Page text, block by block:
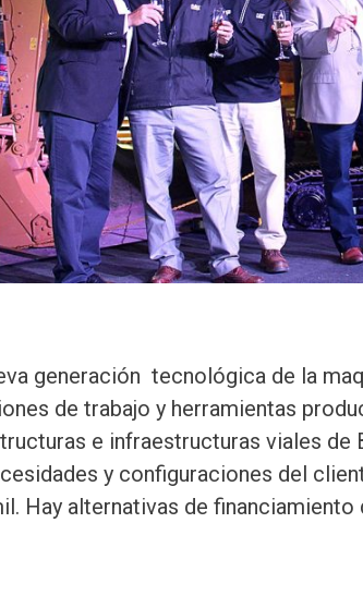
generación tecnológica de la
de trabajo y herramientas
e infraestructuras viales de
y configuraciones del
Hay alternativas de